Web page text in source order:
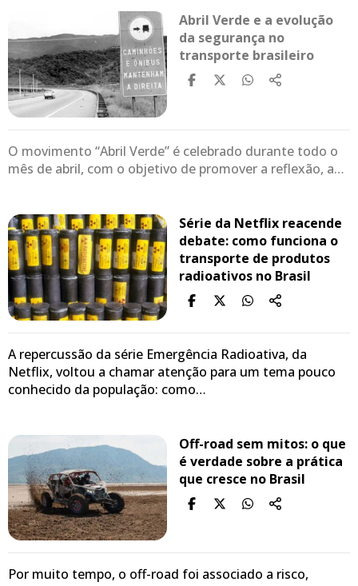
Abril Verde e a evolução
da segurança no
transporte brasileiro
O movimento “Abril Verde” é celebrado durante todo o
mês de abril, com o objetivo de promover a reflexão, a…
Série da Netflix reacende
debate: como funciona o
transporte de produtos
radioativos no Brasil
A repercussão da série Emergência Radioativa, da
Netflix, voltou a chamar atenção para um tema pouco
conhecido da população: como…
Off-road sem mitos: o que
é verdade sobre a prática
que cresce no Brasil
Por muito tempo, o off-road foi associado a risco,